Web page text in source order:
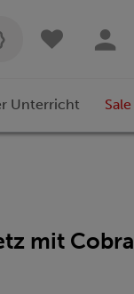
Unterricht Sale
mit Cobra